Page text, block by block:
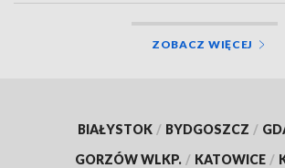
ZOBACZ WIĘCEJ
BIAŁYSTOK / BYDGOSZCZ /
GORZÓW WLKP. / KATOWICE /